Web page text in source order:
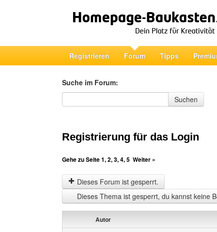
Registrieren Forum Tipps
Suche im Forum:
Suche im Forum
Suchen
Registrierung für das Login
Gehe zu Seite1,2,3,4,5 Weiter »
Dieses Forum ist gesperrt.
Dieses Thema ist gesperrt, du kannst keine
Autor